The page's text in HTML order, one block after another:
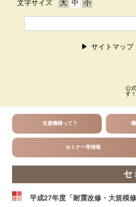
文字サイズ 大 中 小
サイトマップ
公
す！
支援機構って？
セミナー等情報
セ
平成27年度「耐震改修・大規模